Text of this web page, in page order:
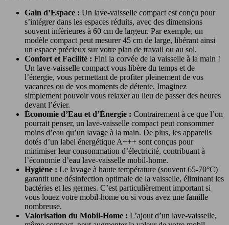
Gain d’Espace : Un lave-vaisselle compact est conçu pour
s’intégrer dans les espaces réduits, avec des dimensions
souvent inférieures à 60 cm de largeur. Par exemple, un
modèle compact peut mesurer 45 cm de large, libérant ainsi
un espace précieux sur votre plan de travail ou au sol.
Confort et Facilité : Fini la corvée de la vaisselle à la main !
Un lave-vaisselle compact vous libère du temps et de
l’énergie, vous permettant de profiter pleinement de vos
vacances ou de vos moments de détente. Imaginez
simplement pouvoir vous relaxer au lieu de passer des heures
devant l’évier.
Économie d’Eau et d’Énergie : Contrairement à ce que l’on
pourrait penser, un lave-vaisselle compact peut consommer
moins d’eau qu’un lavage à la main. De plus, les appareils
dotés d’un label énergétique A+++ sont conçus pour
minimiser leur consommation d’électricité, contribuant à
l’économie d’eau lave-vaisselle mobil-home.
Hygiène : Le lavage à haute température (souvent 65-70°C)
garantit une désinfection optimale de la vaisselle, éliminant les
bactéries et les germes. C’est particulièrement important si
vous louez votre mobil-home ou si vous avez une famille
nombreuse.
Valorisation du Mobil-Home : L’ajout d’un lave-vaisselle,